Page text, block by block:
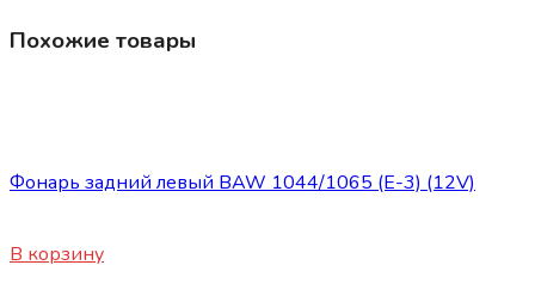
Похожие товары
Фонарь задний левый BAW 1044/1065 (Е-3) (12V)
В корзину